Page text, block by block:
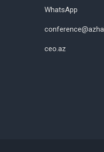
WhatsApp
ceo.az